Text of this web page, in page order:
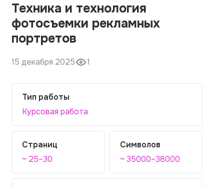
О компании
Наши гарантии
Вопросы и ответы
Контакты
Техника и технология
фотосъемки рекламных
портретов
15 декабря 2025 1
Тип работы
Курсовая работа
Страниц
~ 25–30
Символов
~ 35000–38000